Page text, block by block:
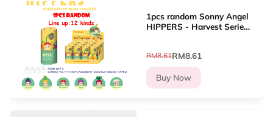
1pcs random Sonny Angel
HIPPERS - Harvest Series
up?12 types
RM8.61RM8.61
Buy Now